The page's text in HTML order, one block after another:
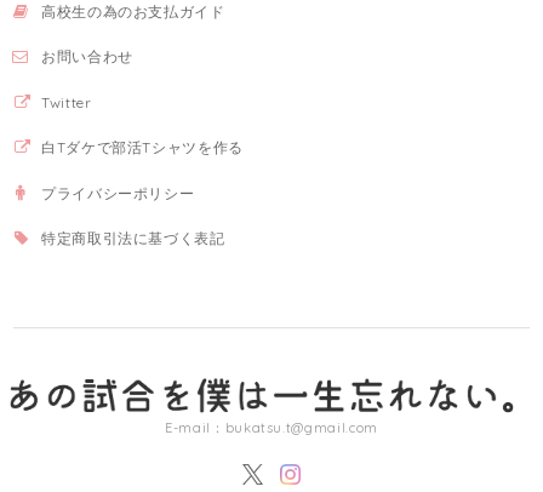
高校生の為のお支払ガイド
お問い合わせ
Twitter
白Tダケで部活Tシャツを作る
プライバシーポリシー
特定商取引法に基づく表記
E-mail： bukatsu.t@gmail.com